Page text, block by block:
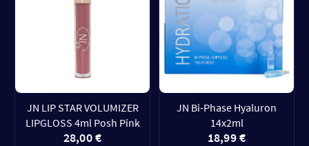
JN LIP STAR VOLUMIZER
LIPGLOSS 4ml Posh Pink
28,00 €
JN Bi-Phase Hyaluron
14x2ml
18,99 €